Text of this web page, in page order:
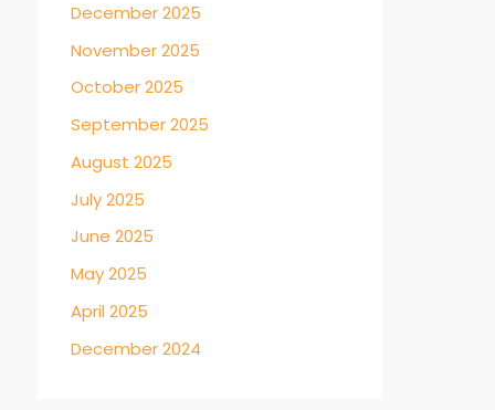
December 2025
November 2025
October 2025
September 2025
August 2025
July 2025
June 2025
May 2025
April 2025
December 2024